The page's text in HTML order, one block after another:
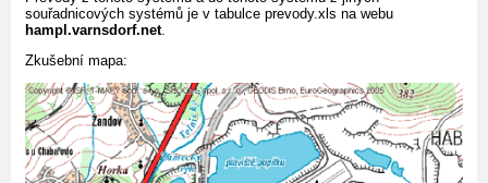
souřadnicových systémů je v tabulce prevody.xls na webu
hampl.varnsdorf.net.
Zkušební mapa: